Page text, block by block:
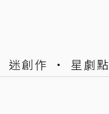
迷創作 星劇點